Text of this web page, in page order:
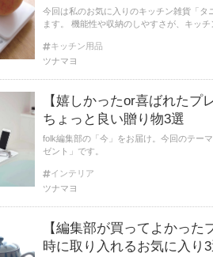
今回は私のお気に入りのキッチン雑貨「タ
ます。 機能性や収納のしやすさが、キッチンに立つ人のことをとても考えられている商品だ
をご検討されている方はぜひ参考にしてみ
キッチン用品
ツナマヨ
【嬉しかったor喜ばれたプ
ちょっと良い贈り物3選
folk編集部の「今」をお届け。今回のテー
ゼント」です。
インテリア
ツナマヨ
【編集部が買ってよかっ
時に取り入れるお気に入り